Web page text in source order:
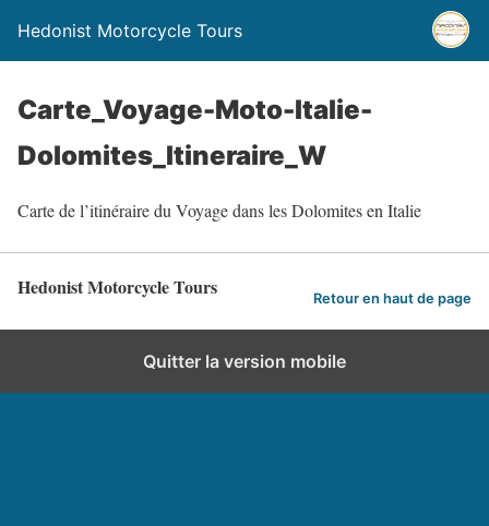
Hedonist Motorcycle Tours
Carte_Voyage-Moto-Italie-
Dolomites_Itineraire_W
Carte de l’itinéraire du Voyage dans les Dolomites en Italie
Hedonist Motorcycle Tours Retour en haut de page
Quitter la version mobile